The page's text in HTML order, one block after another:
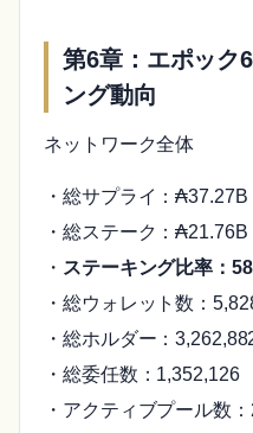
第6章：エポック
ング動向
ネットワーク全体
・総サプライ：₳37.27B
・総ステーク：₳21.76B
・ ステーキング比率：
・総ウォレット数：
・総ホルダー：
・総委任数：1,352,126
・アクティブプール数